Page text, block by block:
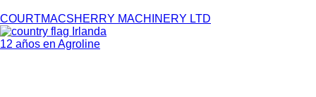
COURTMACSHERRY MACHINERY LTD
Irlanda
12 años en Agroline